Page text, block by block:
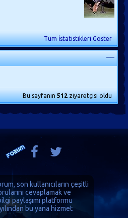
Tüm İstatistikleri Göster
Bu sayfanın512ziyaretçisi oldu
, son kullanıcıların çeşitli
cevaplamak ve
paylaşımı platformu
bu yana hizmet